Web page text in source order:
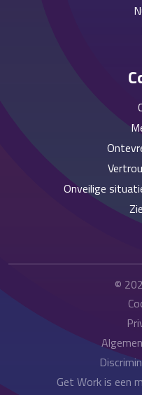
Onveilige
©
Get Work is een